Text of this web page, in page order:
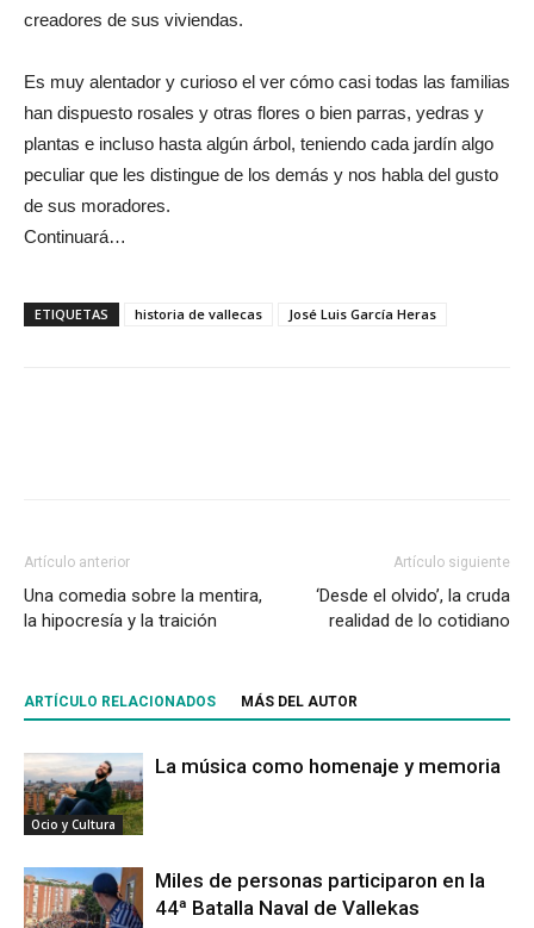
creadores de sus viviendas.
Es muy alentador y curioso el ver cómo casi todas las familias
han dispuesto rosales y otras flores o bien parras, yedras y
plantas e incluso hasta algún árbol, teniendo cada jardín algo
peculiar que les distingue de los demás y nos habla del gusto
de sus moradores.
Continuará…
ETIQUETAS historia de vallecas José Luis García Heras
Artículo anterior
Una comedia sobre la mentira,
la hipocresía y la traición
Artículo siguiente
‘Desde el olvido’, la cruda
realidad de lo cotidiano
ARTÍCULO RELACIONADOS MÁS DEL AUTOR
Ocio y Cultura
La música como homenaje y memoria
Miles de personas participaron en la
44ª Batalla Naval de Vallekas